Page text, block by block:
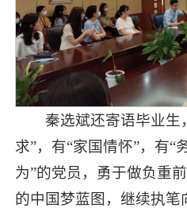
秦选斌还寄语毕业生
求”，有“家国情怀”，有“
为”的党员，勇于做负重
的中国梦蓝图，继续执笔